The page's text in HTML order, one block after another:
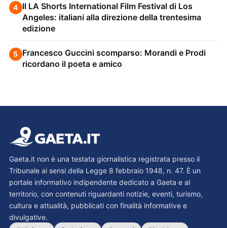
4 Il LA Shorts International Film Festival di Los
Angeles: italiani alla direzione della trentesima
edizione
5 Francesco Guccini scomparso: Morandi e Prodi
ricordano il poeta e amico
Gaeta.it non è una testata giornalistica registrata presso il
Tribunale ai sensi della Legge 8 febbraio 1948, n. 47. È un
portale informativo indipendente dedicato a Gaeta e al
territorio, con contenuti riguardanti notizie, eventi, turismo,
cultura e attualità, pubblicati con finalità informative e
divulgative.